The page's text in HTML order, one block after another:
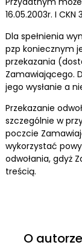
16.05.2003r. I CKN
Dla spełnienia
pzp koniecznym
przekazania
Zamawiającego.
jego wysłanie a
Przekazanie
szczególnie w
poczcie
wykorzystać
odwołania, gdyż
treścią.
O autorze